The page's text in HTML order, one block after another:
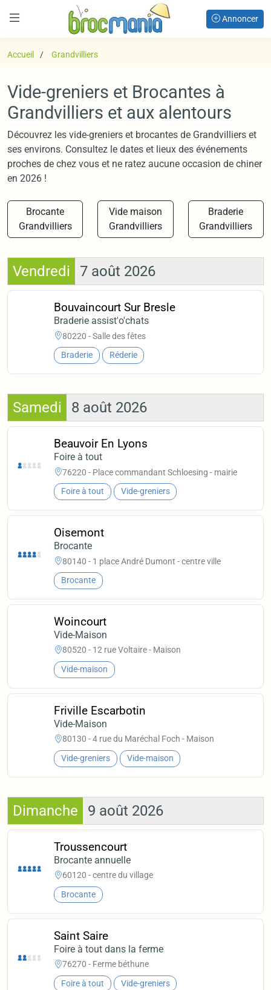
Annoncer
Accueil Grandvilliers
Vide-greniers et Brocantes à
Grandvilliers et aux alentours
Découvrez les vide-greniers et brocantes de Grandvilliers et
ses environs. Consultez le dates et lieux des événements
proches de chez vous et ne ratez aucune occasion de chiner
en 2026 !
Brocante
Grandvilliers
Vide maison
Grandvilliers
Braderie
Grandvilliers
Vendredi 7 août 2026
Bouvaincourt Sur Bresle
Braderie assist'o'chats
80220 - Salle des fêtes
Braderie Réderie
Samedi 8 août 2026
Beauvoir En Lyons
Foire à tout
76220 - Place commandant Schloesing - mairie
Foire à tout Vide-greniers
Oisemont
Brocante
80140 - 1 place André Dumont - centre ville
Brocante
Woincourt
Vide-Maison
80520 - 12 rue Voltaire - Maison
Vide-maison
Friville Escarbotin
Vide-Maison
80130 - 4 rue du Maréchal Foch - Maison
Vide-greniers Vide-maison
Dimanche 9 août 2026
Troussencourt
Brocante annuelle
60120 - centre du village
Brocante
Saint Saire
Foire à tout dans la ferme
76270 - Ferme béthune
Foire à tout Vide-greniers